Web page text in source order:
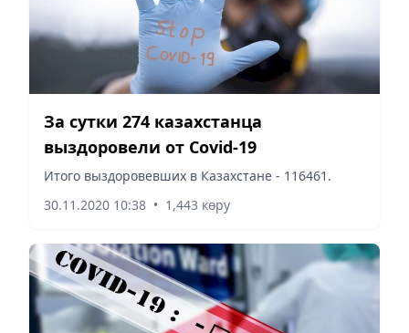
За сутки 274 казахстанца
выздоровели от Covid-19
Итого выздоровевших в Казахстане - 116461.
30.11.2020 10:38 • 1,443 көру